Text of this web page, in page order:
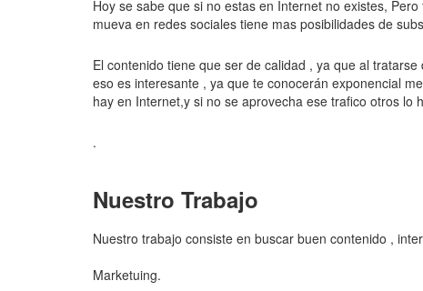
Hoy se sabe que si no estas en Internet no existes,
mueva en redes sociales tiene mas posibilidades de
El contenido tiene que ser de calidad , ya que al
eso es interesante , ya que te conocerán exponencial
hay en Internet,y si no se aprovecha ese trafico otros lo
.
Nuestro Trabajo
Nuestro trabajo consiste en buscar
Hacer campañas de
Marketuing.